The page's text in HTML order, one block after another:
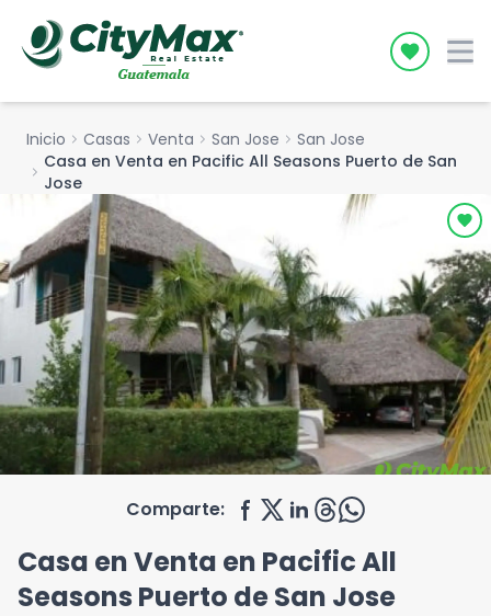
Icon
Inicio chevron_right Casas chevron_right Venta chevron_right San Jose chevron_right San Jose
chevron_right Casa en Venta en Pacific All Seasons Puerto de San
Jose
Comparte:
Casa en Venta en Pacific All
Seasons Puerto de San Jose